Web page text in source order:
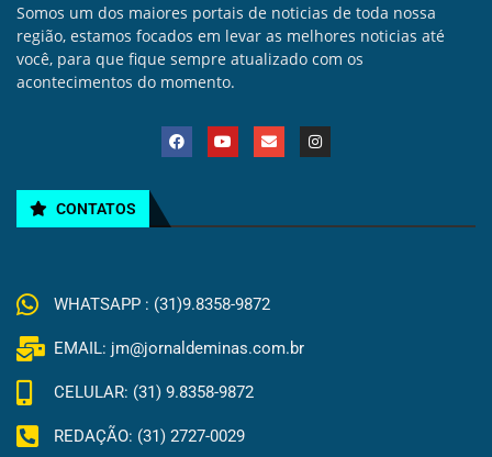
Somos um dos maiores portais de noticias de toda nossa
região, estamos focados em levar as melhores noticias até
você, para que fique sempre atualizado com os
acontecimentos do momento.
CONTATOS
WHATSAPP : (31)9.8358-9872
EMAIL: jm@jornaldeminas.com.br
CELULAR: (31) 9.8358-9872
REDAÇÃO: (31) 2727-0029